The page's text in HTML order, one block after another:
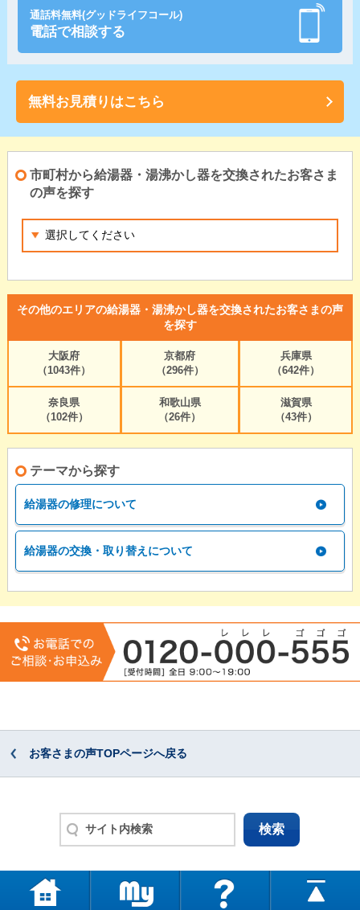
通話料無料(グッドライフコール)
電話で相談する
無料お見積りはこちら
市町村から給湯器・湯沸かし器を交換されたお客さま
の声を探す
その他のエリアの給湯器・湯沸かし器を交換されたお客さまの声
を探す
大阪府
（1043件）
京都府
（296件）
兵庫県
（642件）
奈良県
（102件）
和歌山県
（26件）
滋賀県
（43件）
テーマから探す
給湯器の修理について
給湯器の交換・取り替えについて
お客さまの声TOPページへ戻る